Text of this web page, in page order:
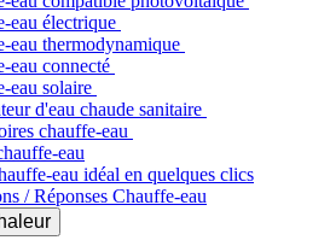
eau électrique
eau thermodynamique
eau connecté
eau solaire
d'eau chaude sanitaire
chauffe-eau
eau
eau idéal en quelques clics
/ Réponses Chauffe-eau